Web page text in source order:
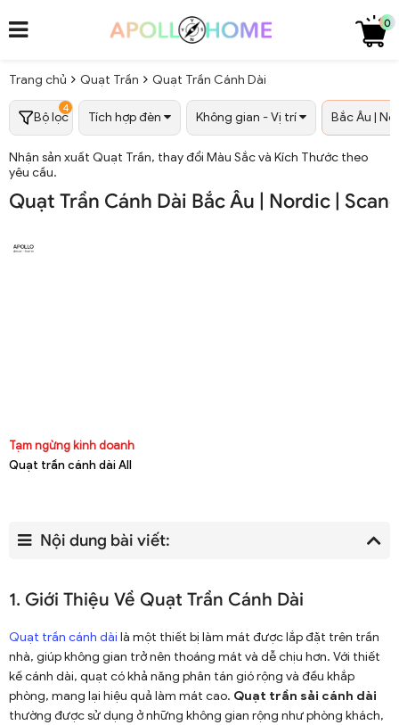
0
Trang chủ Quạt Trần Quạt Trần Cánh Dài
Bộ lọc
4
Tích hợp đèn Không gian - Vị trí Bắc Âu |
Nhận sản xuất Quạt Trần, thay đổi Màu Sắc và Kích Thước theo
yêu cầu.
Quạt Trần Cánh Dài Bắc Âu | Nordic |
Tạm ngừng kinh doanh
Quạt trần cánh dài All
Nội dung bài viết:
1. Giới Thiệu Về Quạt Trần Cánh Dài
Quạt trần cánh dài là một thiết bị làm mát được lắp đặt trên trần
nhà, giúp không gian trở nên thoáng mát và dễ chịu hơn. Với thiết
kế cánh dài, quạt có khả năng phân tán gió rộng và đều khắp
phòng, mang lại hiệu quả làm mát cao. Quạt trần sải cánh dài
thường được sử dụng ở những không gian rộng như phòng khách,